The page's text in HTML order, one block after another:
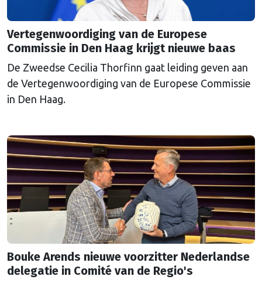
Vertegenwoordiging van de Europese
Commissie in Den Haag krijgt nieuwe baas
De Zweedse Cecilia Thorfinn gaat leiding geven aan
de Vertegenwoordiging van de Europese Commissie
in Den Haag.
Bouke Arends nieuwe voorzitter Nederlandse
delegatie in Comité van de Regio's